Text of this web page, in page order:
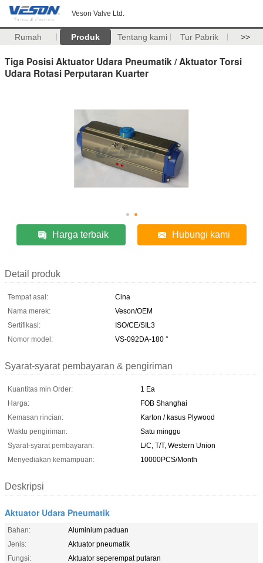
Veson Valve Ltd.
Rumah Produk Tentang kami Tur Pabrik >>
Tiga Posisi Aktuator Udara Pneumatik / Aktuator Torsi
Udara Rotasi Perputaran Kuarter
Harga terbaik Hubungi kami
Detail produk
Tempat asal:
Cina
Nama merek:
Veson/OEM
Sertifikasi:
ISO/CE/SIL3
Nomor model:
VS-092DA-180 °
Syarat-syarat pembayaran & pengiriman
Kuantitas min Order:
1 Ea
Harga:
FOB Shanghai
Kemasan rincian:
Karton / kasus Plywood
Waktu pengiriman:
Satu minggu
Syarat-syarat pembayaran:
L/C, T/T, Western Union
Menyediakan kemampuan:
10000PCS/Month
Deskripsi
Aktuator Udara Pneumatik
Bahan:
Aluminium paduan
Jenis:
Aktuator pneumatik
Fungsi:
Aktuator seperempat putaran